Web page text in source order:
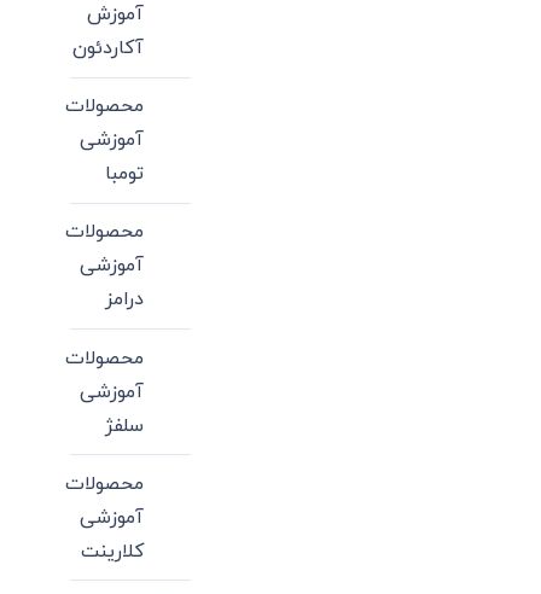
آموزش
آکاردئون
محصولات
آموزشی
تومبا
محصولات
آموزشی
درامز
محصولات
آموزشی
سلفژ
محصولات
آموزشی
کلارینت